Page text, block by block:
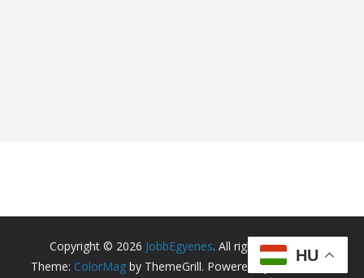
Copyright © 2026 JobbEgyenes. All rights reserved.
Theme: ColorMag by ThemeGrill. Powered byWordPress
HU